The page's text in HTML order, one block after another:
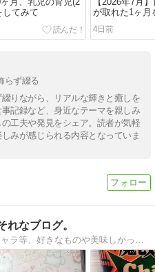
月、乳児の育児(2
してみて
【2026年7月
が取れた1ヶ月
4日前
らず綴る
りながら、リアルな輝きと癒しを
記録など、身近なテーマを親しみ
工夫や発見をシェア。読者が気軽
みが感じられる内容となっていま
れなブログ。
アラサーが、ロリィタ、ゆるキャラ等、好きなものや美味しかったものなどを自由気ままに更新しているブログです。